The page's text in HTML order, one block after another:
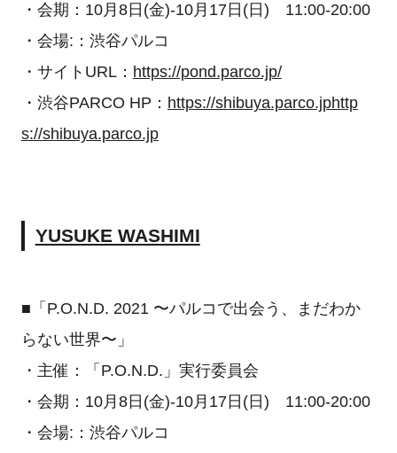
・会期：10月8日(金)-10月17日(日) 11:00-20:00
・会場:：渋谷パルコ
・サイトURL： https://pond.parco.jp/
・渋谷PARCO HP： https://shibuya.parco.jphttp
s://shibuya.parco.jp
YUSUKE WASHIMI
■「P.O.N.D. 2021 〜パルコで出会う、まだわか
らない世界〜」
・主催：「P.O.N.D.」実行委員会
・会期：10月8日(金)-10月17日(日) 11:00-20:00
・会場:：渋谷パルコ